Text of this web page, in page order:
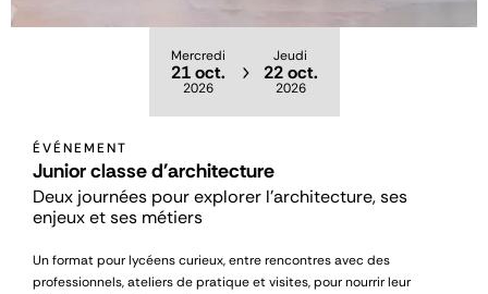
Mercredi
21 oct.
2026
Jeudi
22 oct.
2026
ÉVÉNEMENT
Junior classe d'architecture
Deux journées pour explorer l’architecture, ses
enjeux et ses métiers
Un format pour lycéens curieux, entre rencontres avec des
professionnels, ateliers de pratique et visites, pour nourrir leur